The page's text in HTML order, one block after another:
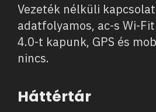
Vezeték nélküli
adatfolyamos, ac-s Wi-
4.0-t kapunk, GPS és
nincs.
Háttértár